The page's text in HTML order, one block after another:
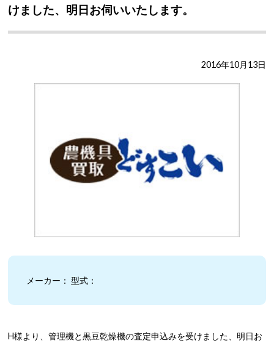
けました、明日お伺いいたします。
2016年10月13日
メーカー： 型式：
H様より、管理機と黒豆乾燥機の査定申込みを受けました、明日お